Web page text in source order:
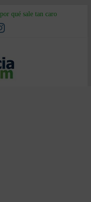
qué sale tan caro
del terremoto
qué cambia en el oficio
todos piensen igual